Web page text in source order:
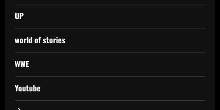
UP
world of stories
WWE
Youtube